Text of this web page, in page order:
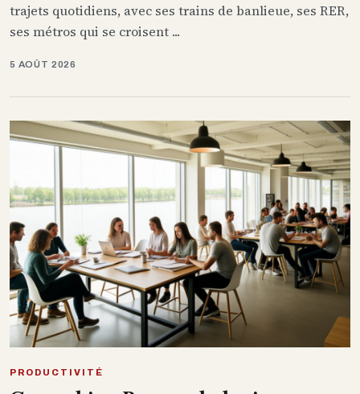
trajets quotidiens, avec ses trains de banlieue, ses RER,
ses métros qui se croisent ...
5 AOÛT 2026
PRODUCTIVITÉ